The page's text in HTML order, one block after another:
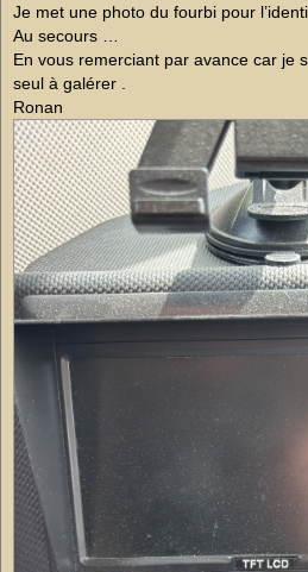
Je met une photo du fourbi pour
Au secours …
En vous remerciant par avance car je
seul à galérer .
Ronan